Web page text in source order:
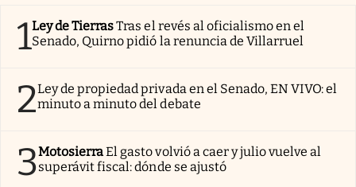
1Ley de TierrasTras el revés al oficialismo en el
Senado, Quirno pidió la renuncia de Villarruel
2Ley de propiedad privada en el Senado, EN VIVO: el
minuto a minuto del debate
3MotosierraEl gasto volvió a caer y julio vuelve al
superávit fiscal: dónde se ajustó